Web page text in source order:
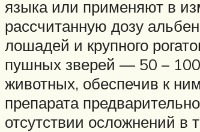
языка или применяют в
рассчитанную дозу
лошадей и крупного
пушных зверей — 50 – 100
животных, обеспечив к
препарата
отсутствии осложнений в